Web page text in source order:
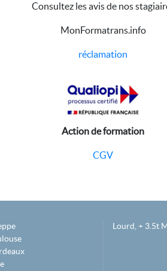
Consultez les avis de nos
MonFormatrans.info
réclamation
Action de formation
CGV
Lourd, + 3.5t